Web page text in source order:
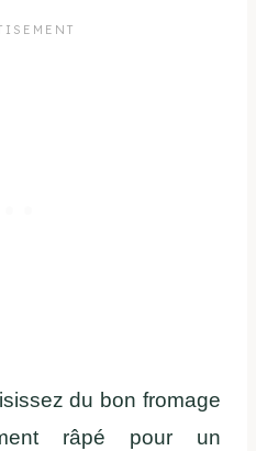
du bon fromage
râpé pour un